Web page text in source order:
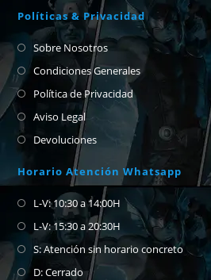
Políticas & Privacidad
Sobre Nosotros
Condiciones Generales
Política de Privacidad
Aviso Legal
Devoluciones
Horario Atención Whatsapp
L-V: 10:30 a 14:00H
L-V: 15:30 a 20:30H
S: Atención sin horario concreto
D: Cerrado